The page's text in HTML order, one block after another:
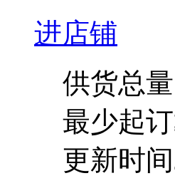
进店铺
供货总量
最少起订
更新时间